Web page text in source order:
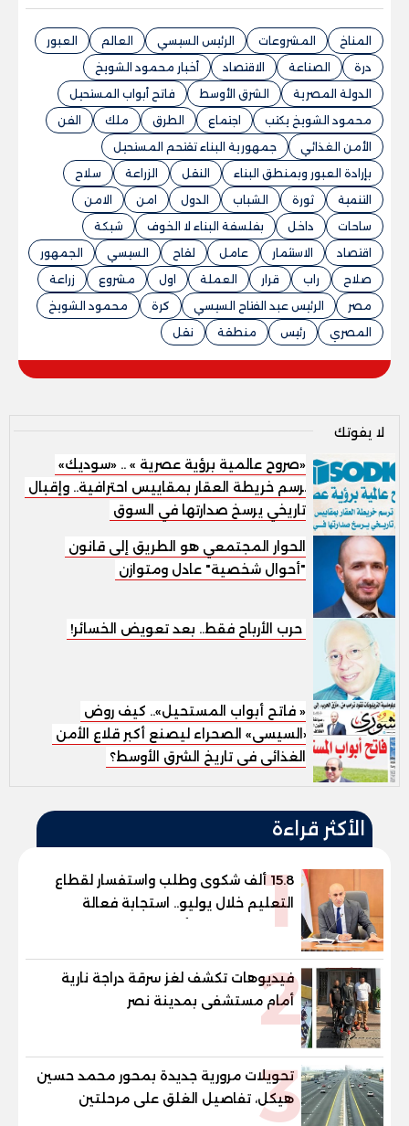
المناخ المشروعات الرئيس السيسي العالم
العبور
درة
الصناعة الاقتصاد
أخبار محمود الشويخ
الدولة المصرية
الشرق الأوسط
فاتح أبواب المستحيل
محمود الشويخ يكتب
اجتماع الطرق ملك
الفن
الأمن الغذائي
جمهورية البناء تقتحم المستحيل
بإرادة العبور وبمنطق البناء
النقل الزراعة
سلاح
التنمية
ثورة الشباب الدول امن
الامن
ساحات
داخل بفلسفة البناء لا الخوف
شبكة
اقتصاد
الاستثمار عامل لقاح السيسي
الجمهور
صلاح
راب قرار العملة اول مشروع
زراعة
مصر
الرئيس عبد الفتاح السيسي كرة
محمود الشويخ
المصري
رئيس منطقة نقل
لا يفوتك
«صروح عالمية برؤية عصرية » .. «سوديك»
ترسم خريطة العقار بمقاييس احترافية.. وإقبال
تاريخي يرسخ صدارتها في السوق
الحوار المجتمعي هو الطريق إلى قانون
"أحوال شخصية" عادل ومتوازن
حرب الأرباح فقط.. بعد تعويض الخسائر!
« فاتح أبواب المستحيل».. كيف روض
«السيسى» الصحراء ليصنع أكبر قلاع الأمن
الغذائى فى تاريخ الشرق الأوسط؟
الأكثر قراءة
115.8 ألف شكوى وطلب واستفسار لقطاع
التعليم خلال يوليو.. استجابة فعالة
لشكاوى الطلاب وأولياء الأمور
2
فيديوهات تكشف لغز سرقة دراجة نارية
أمام مستشفى بمدينة نصر
3
تحويلات مرورية جديدة بمحور محمد حسين
هيكل، تفاصيل الغلق على مرحلتين